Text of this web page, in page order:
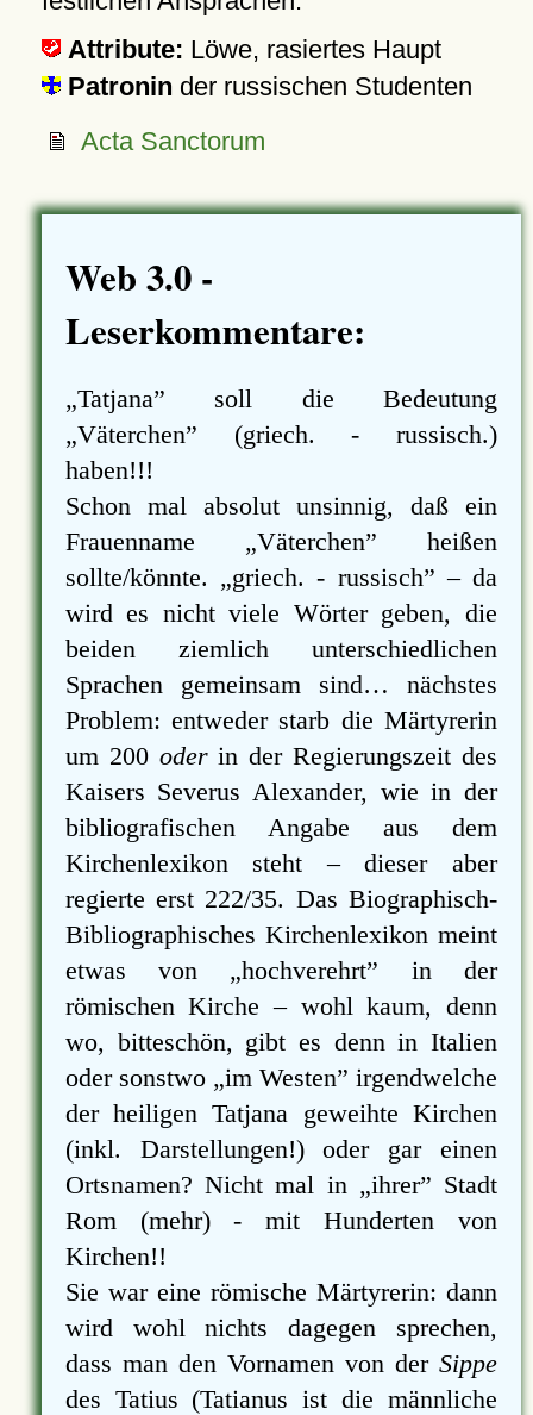
Attribute: Löwe, rasiertes Haupt
Patronin der russischen Studenten
Acta Sanctorum
Web 3.0 -
Leserkommentare:
Tatjana
soll die Bedeutung
Väterchen
(griech. - russisch.)
haben!!!
Schon mal absolut unsinnig, daß ein
Frauenname
Väterchen
heißen
sollte/könnte.
griech. - russisch
– da
wird es nicht viele Wörter geben, die
beiden ziemlich unterschiedlichen
Sprachen gemeinsam sind… nächstes
Problem: entweder starb die Märtyrerin
um 200 oderin der Regierungszeit des
Kaisers Severus Alexander, wie in der
bibliografischen Angabe aus dem
Kirchenlexikon steht – dieser aber
regierte erst 222/35. Das Biographisch-
Bibliographisches Kirchenlexikon meint
etwas von
hochverehrt
in der
römischen Kirche – wohl kaum, denn
wo, bitteschön, gibt es denn in Italien
oder sonstwo
im Westen
irgendwelche
der heiligen Tatjana geweihte Kirchen
(inkl. Darstellungen!) oder gar einen
Ortsnamen? Nicht mal in
ihrer
Stadt
Rom (mehr) - mit Hunderten von
Kirchen!!
Sie war eine römische Märtyrerin: dann
wird wohl nichts dagegen sprechen,
dass man den Vornamen von der Sippe
des Tatius (Tatianus ist die männliche